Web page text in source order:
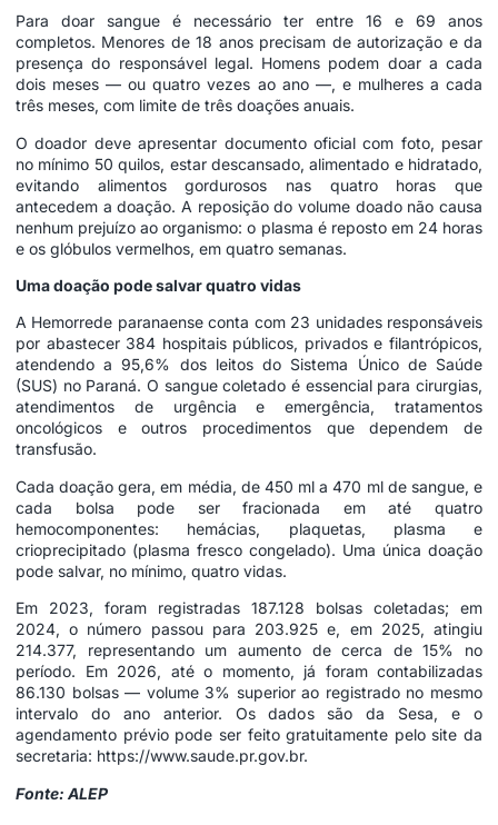
Para doar sangue é necessário ter entre 16 e 69 anos
completos. Menores de 18 anos precisam de autorização e da
presença do responsável legal. Homens podem doar a cada
dois meses — ou quatro vezes ao ano —, e mulheres a cada
três meses, com limite de três doações anuais.
O doador deve apresentar documento oficial com foto, pesar
no mínimo 50 quilos, estar descansado, alimentado e hidratado,
evitando alimentos gordurosos nas quatro horas que
antecedem a doação. A reposição do volume doado não causa
nenhum prejuízo ao organismo: o plasma é reposto em 24 horas
e os glóbulos vermelhos, em quatro semanas.
Uma doação pode salvar quatro vidas
A Hemorrede paranaense conta com 23 unidades responsáveis
por abastecer 384 hospitais públicos, privados e filantrópicos,
atendendo a 95,6% dos leitos do Sistema Único de Saúde
(SUS) no Paraná. O sangue coletado é essencial para cirurgias,
atendimentos de urgência e emergência, tratamentos
oncológicos e outros procedimentos que dependem de
transfusão.
Cada doação gera, em média, de 450 ml a 470 ml de sangue, e
cada bolsa pode ser fracionada em até quatro
hemocomponentes: hemácias, plaquetas, plasma e
crioprecipitado (plasma fresco congelado). Uma única doação
pode salvar, no mínimo, quatro vidas.
Em 2023, foram registradas 187.128 bolsas coletadas; em
2024, o número passou para 203.925 e, em 2025, atingiu
214.377, representando um aumento de cerca de 15% no
período. Em 2026, até o momento, já foram contabilizadas
86.130 bolsas — volume 3% superior ao registrado no mesmo
intervalo do ano anterior. Os dados são da Sesa, e o
agendamento prévio pode ser feito gratuitamente pelo site da
secretaria: https://www.saude.pr.gov.br.
Fonte: ALEP